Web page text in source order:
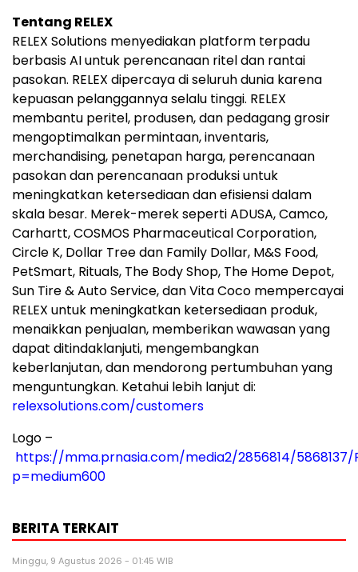
Tentang RELEX
RELEX Solutions menyediakan platform terpadu
berbasis AI untuk perencanaan ritel dan rantai
pasokan. RELEX dipercaya di seluruh dunia karena
kepuasan pelanggannya selalu tinggi. RELEX
membantu peritel, produsen, dan pedagang grosir
mengoptimalkan permintaan, inventaris,
merchandising, penetapan harga, perencanaan
pasokan dan perencanaan produksi untuk
meningkatkan ketersediaan dan efisiensi dalam
skala besar. Merek-merek seperti ADUSA, Camco,
Carhartt, COSMOS Pharmaceutical Corporation,
Circle K, Dollar Tree dan Family Dollar, M&S Food,
PetSmart, Rituals, The Body Shop, The Home Depot,
Sun Tire & Auto Service, dan Vita Coco mempercayai
RELEX untuk meningkatkan ketersediaan produk,
menaikkan penjualan, memberikan wawasan yang
dapat ditindaklanjuti, mengembangkan
keberlanjutan, dan mendorong pertumbuhan yang
menguntungkan. Ketahui lebih lanjut di:
relexsolutions.com/customers
Logo –
https://mma.prnasia.com/media2/2856814/5868137/
p=medium600
BERITA TERKAIT
Minggu, 9 Agustus 2026 - 01:45 WIB